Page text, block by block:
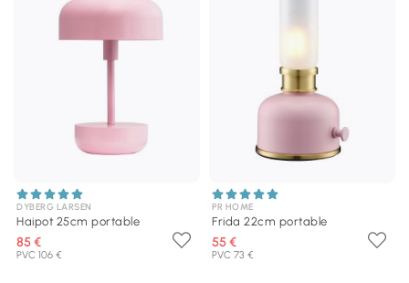
DYBERG LARSEN
Haipot 25cm portable
85 €
PVC 106 €
PR HOME
Frida 22cm portable
55 €
PVC 73 €